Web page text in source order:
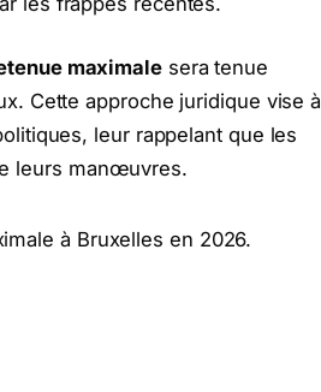
maximalesera tenue
Cette approche juridique vise à
leur rappelant que les
leurs manœuvres.